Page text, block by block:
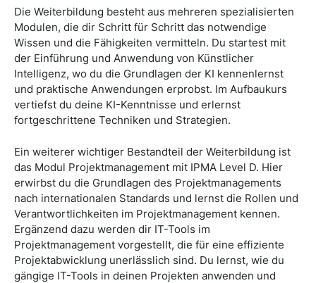
Die Weiterbildung besteht aus mehreren spezialisierten
Modulen, die dir Schritt für Schritt das notwendige
Wissen und die Fähigkeiten vermitteln. Du startest mit
der Einführung und Anwendung von Künstlicher
Intelligenz, wo du die Grundlagen der KI kennenlernst
und praktische Anwendungen erprobst. Im Aufbaukurs
vertiefst du deine KI-Kenntnisse und erlernst
fortgeschrittene Techniken und Strategien.
Ein weiterer wichtiger Bestandteil der Weiterbildung ist
das Modul Projektmanagement mit IPMA Level D. Hier
erwirbst du die Grundlagen des Projektmanagements
nach internationalen Standards und lernst die Rollen und
Verantwortlichkeiten im Projektmanagement kennen.
Ergänzend dazu werden dir IT-Tools im
Projektmanagement vorgestellt, die für eine effiziente
Projektabwicklung unerlässlich sind. Du lernst, wie du
gängige IT-Tools in deinen Projekten anwenden und